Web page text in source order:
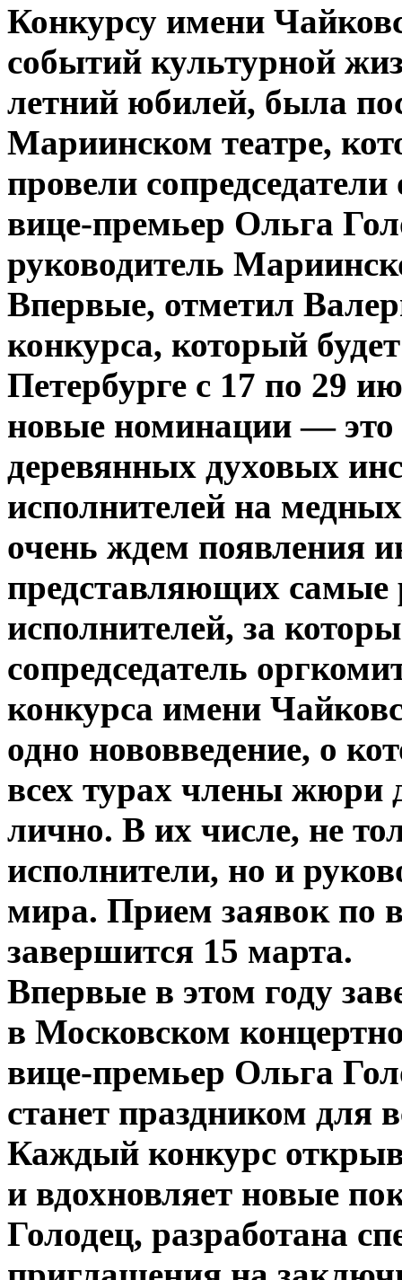
Конкурсу имени
событий культурной
летний юбилей, была
Мариинском театре,
провели сопредседатели
вице-премьер Ольга
руководитель
Впервые, отметил
конкурса, который
Петербурге с 17 по 29
новые номинации — это
деревянных духовых
исполнителей на
очень ждем появления
представляющих самые
исполнителей, за
сопредседатель
конкурса имени
одно нововведение, о
всех турах члены жюри
лично. В их числе, не
исполнители, но и
мира. Прием заявок по
завершится 15 марта.
Впервые в этом году
в Московском
вице-премьер Ольга
станет праздником для
Каждый конкурс
и вдохновляет новые
Голодец, разработана